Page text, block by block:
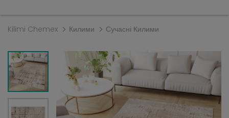
Kilimi Chemex Килими Сучасні Килими